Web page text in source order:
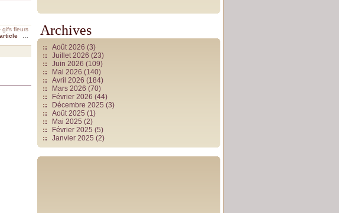
gifs fleurs
Archives
Août 2026 (3)
Juillet 2026 (23)
Juin 2026 (109)
Mai 2026 (140)
Avril 2026 (184)
Mars 2026 (70)
Février 2026 (44)
Décembre 2025 (3)
Août 2025 (1)
Mai 2025 (2)
Février 2025 (5)
Janvier 2025 (2)